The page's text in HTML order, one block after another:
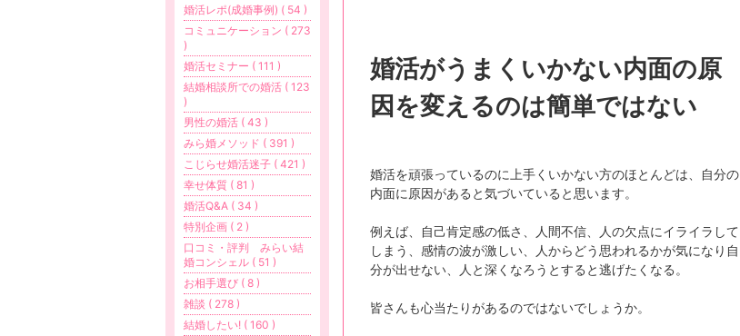
婚活がうまくいかない内面の原
因を変えるのは簡単ではない
婚活を頑張っているのに上手くいかない方のほとんどは、自分の
内面に原因があると気づいていると思います。
例えば、自己肯定感の低さ、人間不信、人の欠点にイライラして
しまう、感情の波が激しい、人からどう思われるかが気になり自
分が出せない、人と深くなろうとすると逃げたくなる。
皆さんも心当たりがあるのではないでしょうか。
婚活レポ(成婚事例) ( 54 )
コミュニケーション ( 273
)
婚活セミナー ( 111 )
結婚相談所での婚活 ( 123
)
男性の婚活 ( 43 )
みら婚メソッド ( 391 )
こじらせ婚活迷子 ( 421 )
幸せ体質 ( 81 )
婚活Q&A ( 34 )
特別企画 ( 2 )
口コミ・評判 みらい結
婚コンシェル ( 51 )
お相手選び ( 8 )
雑談 ( 278 )
結婚したい! ( 160 )